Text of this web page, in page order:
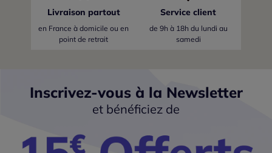
Livraison partout
en France à domicile ou en
point de retrait
Service client
de 9h à 18h du lundi au
samedi
Inscrivez-vous à la Newsletter
et bénéficiez de